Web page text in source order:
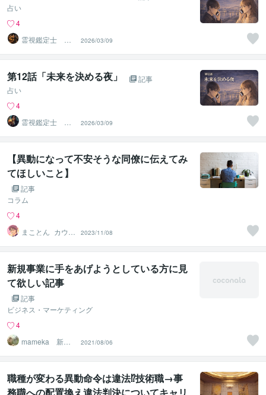
占い
4
霊視鑑定士 昴
流PRO ※ブログ
更新中
2026/03/09
第12話「未来を決める夜」
記事
占い
4
霊視鑑定士 昴
流（すばる）※ブ
ログ更新中
2026/03/09
【異動になって不安そうな同僚に伝えてみ
てほしいこと】
記事
コラム
4
まことん_カウン
セライター
2023/11/08
新規事業に手をあげようとしている方に見
て欲しい記事
記事
ビジネス・マーケティング
4
mameka 新規
2021/08/06
職種が変わる異動命令は違法⁉技術職→事